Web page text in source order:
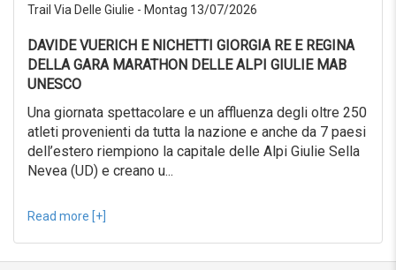
Suche
Sport
Reset
10/08/2026
Erweiterte
Suche
Sport
Trail Via Delle Giulie - Montag 13/07/2026
DAVIDE VUERICH E NICHETTI GIORGIA RE E REGINA
DELLA GARA MARATHON DELLE ALPI GIULIE MAB
UNESCO
Una giornata spettacolare e un affluenza degli oltre 250
atleti provenienti da tutta la nazione e anche da 7 paesi
dell’estero riempiono la capitale delle Alpi Giulie Sella
Nevea (UD) e creano u...
Read more [+]